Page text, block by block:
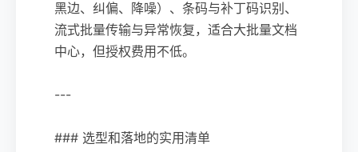
黑边、纠偏、降噪）、条码与补丁码识别、
流式批量传输与异常恢复，适合大批量文档
中心，但授权费用不低。
---
### 选型和落地的实用清单